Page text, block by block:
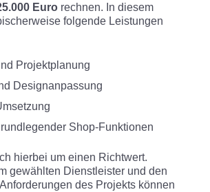
Euro rechnen. In diesem
folgende Leistungen
Projektplanung
Designanpassung
Shop-Funktionen
hierbei um einen Richtwert.
gewählten Dienstleister und den
des Projekts können